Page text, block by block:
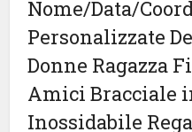
Nome/Data/
Personalizzate
Donne Ragazza
Amici Bracciale
Inossidabile